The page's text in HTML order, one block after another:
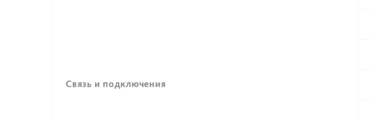
Связь и подключения